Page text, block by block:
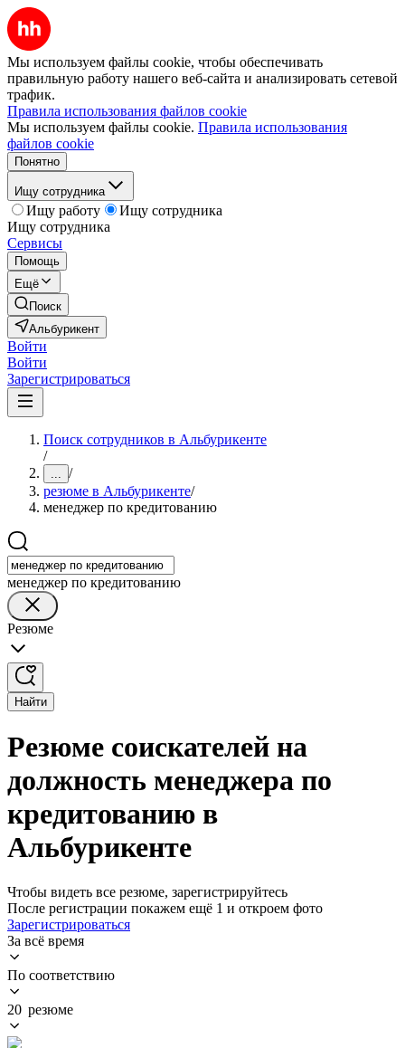
Мы используем файлы cookie, чтобы обеспечивать
правильную работу нашего веб-сайта и анализировать сетевой
трафик.
Правила использования файлов cookie
Мы используем файлы cookie. Правила использования
файлов cookie
Понятно
Ищу сотрудника
Ищу работу
Ищу сотрудника
Ищу сотрудника
Сервисы
Помощь
Ещё
Поиск
Альбурикент
Войти
Войти
Зарегистрироваться
Поиск сотрудников в Альбурикенте
/
... /
резюме в Альбурикенте/
менеджер по кредитованию
менеджер по кредитованию
Резюме
Найти
Резюме соискателей на
должность менеджера по
кредитованию в
Альбурикенте
Чтобы видеть все резюме, зарегистрируйтесь
После регистрации покажем ещё 1 и откроем фото
Зарегистрироваться
За всё время
По соответствию
20 резюме